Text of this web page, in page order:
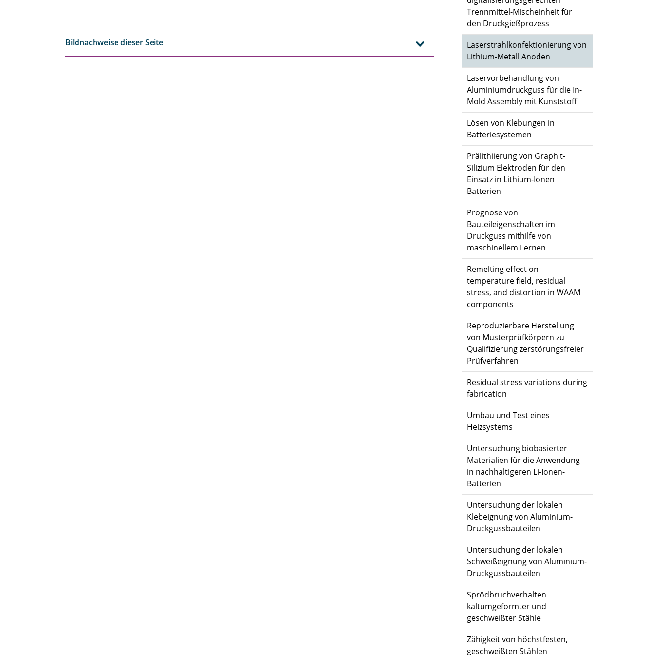
Trennmittel-Mischeinheit für
den Druckgießprozess
Laserstrahlkonfektionierung von
Lithium-Metall Anoden
Laservorbehandlung von
Aluminiumdruckguss für die In-
Mold Assembly mit Kunststoff
Lösen von Klebungen in
Batteriesystemen
Prälithiierung von Graphit-
Silizium Elektroden für den
Einsatz in Lithium-Ionen
Batterien
Prognose von
Bauteileigenschaften im
Druckguss mithilfe von
maschinellem Lernen
Remelting effect on
temperature field, residual
stress, and distortion in WAAM
components
Reproduzierbare Herstellung
von Musterprüfkörpern zu
Qualifizierung zerstörungsfreier
Prüfverfahren
Residual stress variations during
fabrication
Umbau und Test eines
Heizsystems
Untersuchung biobasierter
Materialien für die Anwendung
in nachhaltigeren Li-Ionen-
Batterien
Untersuchung der lokalen
Klebeignung von Aluminium-
Druckgussbauteilen
Untersuchung der lokalen
Schweißeignung von Aluminium-
Druckgussbauteilen
Sprödbruchverhalten
kaltumgeformter und
geschweißter Stähle
Zähigkeit von höchstfesten,
geschweißten Stählen
Bildnachweise dieser Seite